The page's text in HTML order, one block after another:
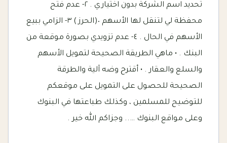
تحديد اسم الشركة بدون اختياري . ٢- عدم فتح
محفظة لي لتنقل لها الأسهم ٠(الحرز ) ٣- الزامي ببيع
الأسهم في الحال . ٤- عدم تزويدي بصورة موقعة من
البنك . • ماهي الطريقة الصحيحة لتمويل الأسهم
والسلع والعقار . • أقترح وضه آلية والطرقة
الصحيحة للحصول على التمويل على موقعكم
للتوضيح للمسلمين ، وكذلك طباعتها في البنوك
وعلى مواقع البنوك ….. وجزاكم الله خير .